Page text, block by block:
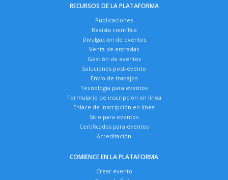
RECURSOS DE LA PLATAFORMA
Publicaciones
Revista científica
Divulgación de eventos
Venta de entradas
Gestión de eventos
Soluciones post-evento
Envío de trabajos
Tecnología para eventos
Formulario de inscripción en línea
Enlace de inscripción en línea
Sitio para eventos
Certificados para eventos
Acreditación
COMIENCE EN LA PLATAFORMA
Crear evento